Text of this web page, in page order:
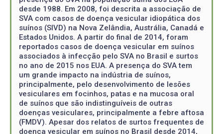
desde 1988. Em 2008, foi descrita a associação de
SVA com casos de doença vesicular idiopática dos
suínos (SIVD) na Nova Zelândia, Austrália, Canadá e
Estados Unidos. A partir do final de 2014, foram
reportados casos de doença vesicular em suínos
associados à infecção pelo SVA no Brasil e surtos
no ano de 2015 nos EUA. A presença do SVA tem
um grande impacto na indústria de suínos,
principalmente, pelo desenvolvimento de lesões
vesiculares em focinhos, patas e na mucosa oral
de suínos que são indistinguíveis de outras
doenças vesiculares, principalmente a febre aftosa
(FMDV). Apesar dos relatos de surtos frequentes de
doença vesicular em suínos no Brasil desde 2014,